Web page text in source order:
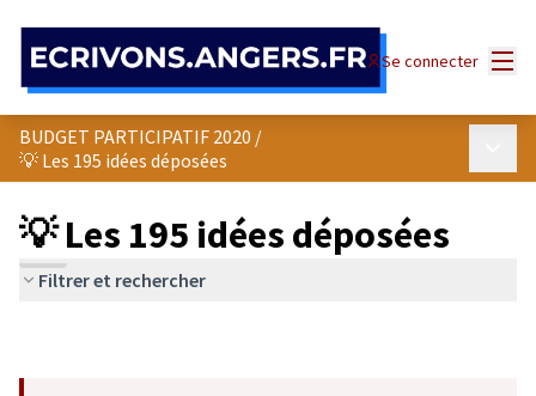
Se connecter
BUDGET PARTICIPATIF 2020 /
💡 Les 195 idées déposées
💡 Les 195 idées déposées
Filtrer et rechercher